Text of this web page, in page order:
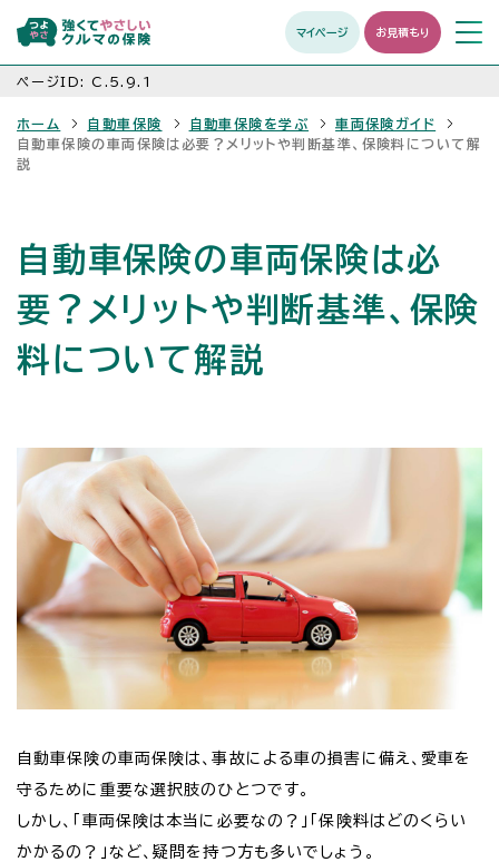
マイページ お見積もり
メニュ
開く
ページID:C.5.9.1
ホーム 自動車保険 自動車保険を学ぶ
車両保険ガイド
自動車保険の車両保険は必要？メリットや判断基準、保険料について解
説
自動車保険の車両保険は必
要？メリットや判断基準、保険
料について解説
自動車保険の車両保険は、事故による車の損害に備え、愛車を
守るために重要な選択肢のひとつです。
しかし、「車両保険は本当に必要なの？」「保険料はどのくらい
かかるの？」など、疑問を持つ方も多いでしょう。